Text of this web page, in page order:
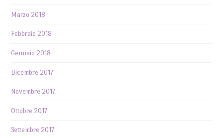
Marzo 2018
Febbraio 2018
Gennaio 2018
Dicembre 2017
Novembre 2017
Ottobre 2017
Settembre 2017